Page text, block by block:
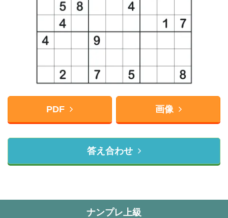
PDF 画像
答え合わせ
ナンプレ上級